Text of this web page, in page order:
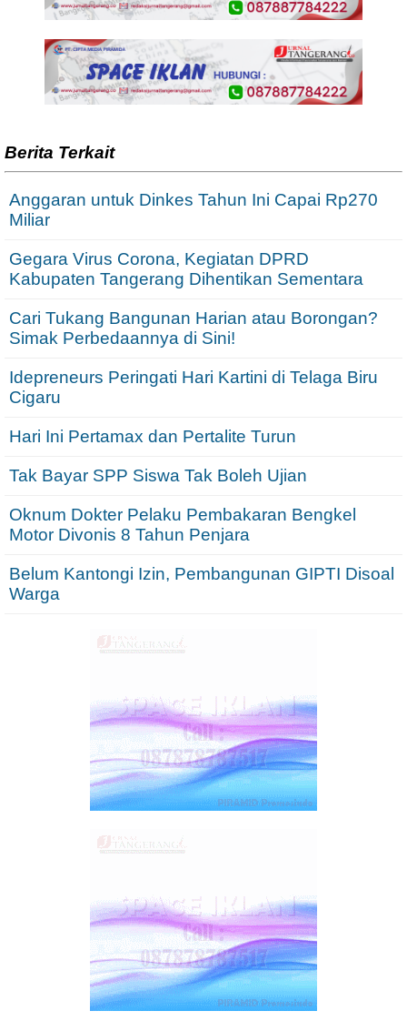
Berita Terkait
Anggaran untuk Dinkes Tahun Ini Capai Rp270
Miliar
Gegara Virus Corona, Kegiatan DPRD
Kabupaten Tangerang Dihentikan Sementara
Cari Tukang Bangunan Harian atau Borongan?
Simak Perbedaannya di Sini!
Idepreneurs Peringati Hari Kartini di Telaga Biru
Cigaru
Hari Ini Pertamax dan Pertalite Turun
Tak Bayar SPP Siswa Tak Boleh Ujian
Oknum Dokter Pelaku Pembakaran Bengkel
Motor Divonis 8 Tahun Penjara
Belum Kantongi Izin, Pembangunan GIPTI Disoal
Warga